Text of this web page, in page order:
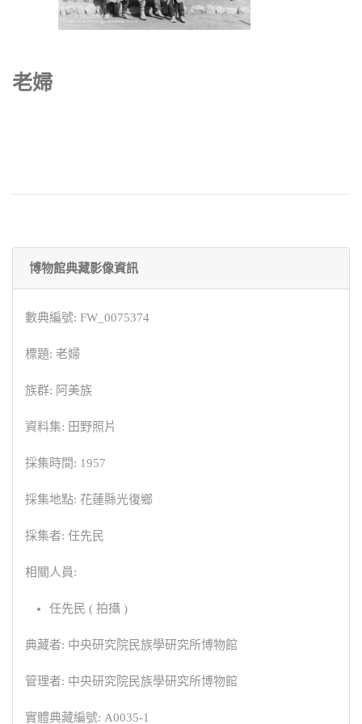
老婦
博物館典藏影像資訊
數典編號: FW_0075374
標題: 老婦
族群: 阿美族
資料集: 田野照片
採集時間: 1957
採集地點: 花蓮縣光復鄉
採集者: 任先民
相關人員:
任先民 ( 拍攝 )
典藏者: 中央研究院民族學研究所博物館
管理者: 中央研究院民族學研究所博物館
實體典藏編號: A0035-1